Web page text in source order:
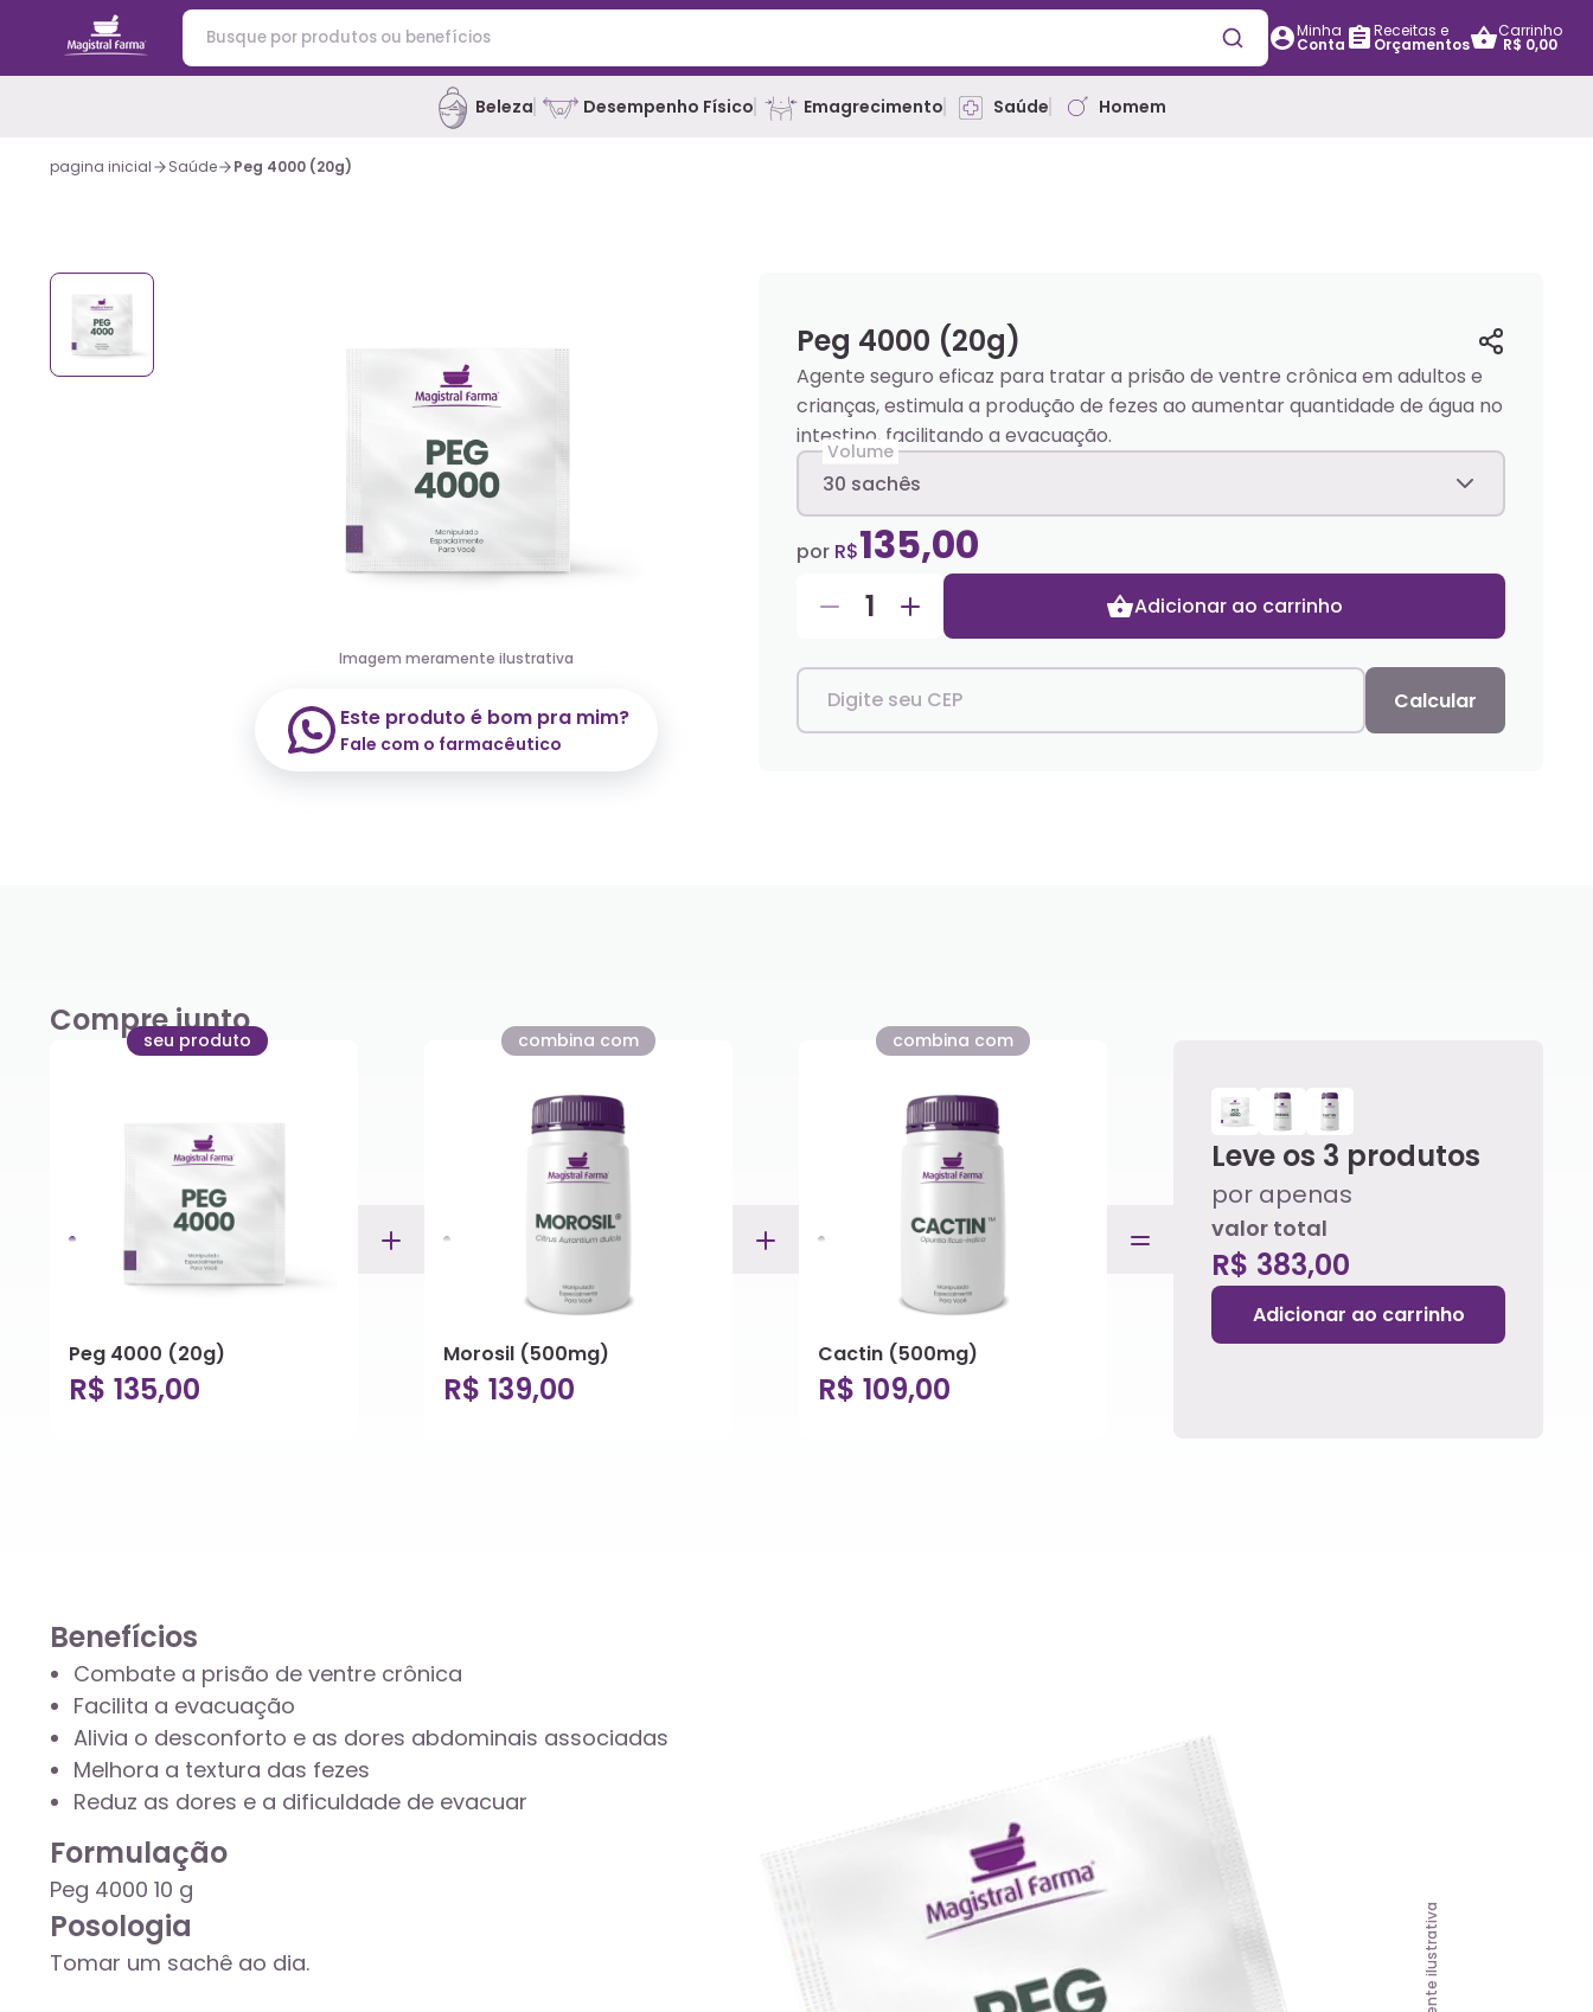
Minha
Conta
Receitas e
Orçamentos
Carrinho
R$ 0,00
Beleza Desempenho Físico Emagrecimento Saúde Homem
pagina inicial Saúde Peg 4000 (20g)
Imagem meramente ilustrativa
Este produto é bom pra mim?
Fale com o farmacêutico
Peg 4000 (20g)
Agente seguro eficaz para tratar a prisão de ventre crônica em adultos e
crianças, estimula a produção de fezes ao aumentar quantidade de água no
intestino, facilitando a evacuação.
Volume
30 sachês
por R$135,00
1 Adicionar ao carrinho
Digite seu CEP Calcular
Compre junto
seu produto
Peg 4000 (20g)
R$ 135,00
combina com
Morosil (500mg)
R$ 139,00
combina com
Cactin (500mg)
R$ 109,00
Leve os 3 produtos
por apenas
valor total
R$ 383,00
Adicionar ao carrinho
Benefícios
Combate a prisão de ventre crônica
Facilita a evacuação
Alivia o desconforto e as dores abdominais associadas
Melhora a textura das fezes
Reduz as dores e a dificuldade de evacuar
Formulação
Peg 4000 10 g
Posologia
Tomar um sachê ao dia.